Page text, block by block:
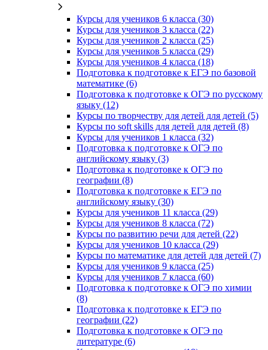
Курсы для учеников 6 класса (30)
Курсы для учеников 3 класса (22)
Курсы для учеников 2 класса (25)
Курсы для учеников 5 класса (29)
Курсы для учеников 4 класса (18)
Подготовка к подготовке к ЕГЭ по базовой
математике (6)
Подготовка к подготовке к ОГЭ по русскому
языку (12)
Курсы по творчеству для детей для детей (5)
Курсы по soft skills для детей для детей (8)
Курсы для учеников 1 класса (32)
Подготовка к подготовке к ОГЭ по
английскому языку (3)
Подготовка к подготовке к ОГЭ по
географии (8)
Подготовка к подготовке к ЕГЭ по
английскому языку (30)
Курсы для учеников 11 класса (29)
Курсы для учеников 8 класса (72)
Курсы по развитию речи для детей (22)
Курсы для учеников 10 класса (29)
Курсы по математике для детей для детей (7)
Курсы для учеников 9 класса (25)
Курсы для учеников 7 класса (60)
Подготовка к подготовке к ОГЭ по химии
(8)
Подготовка к подготовке к ЕГЭ по
географии (22)
Подготовка к подготовке к ОГЭ по
литературе (6)